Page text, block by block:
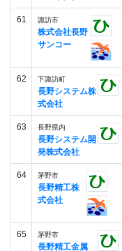
61 諏訪市
株式会社長野
サンコー
62 下諏訪町
長野システム株
式会社
63 長野県内
長野システム開
発株式会社
64 茅野市
長野精工株
式会社
65 茅野市
長野精工金属